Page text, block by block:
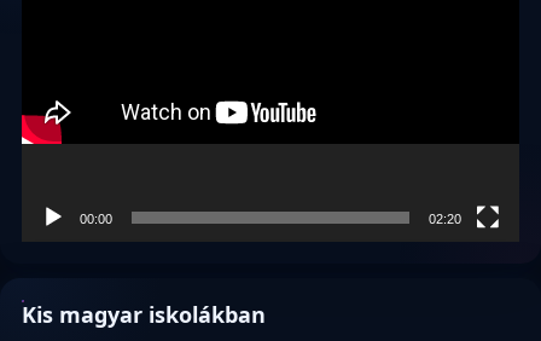
00:00 02:20
Kis magyar iskolákban